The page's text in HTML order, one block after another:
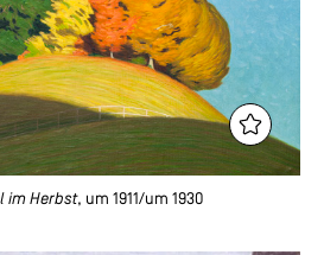
im Herbst, um 1911/um 1930